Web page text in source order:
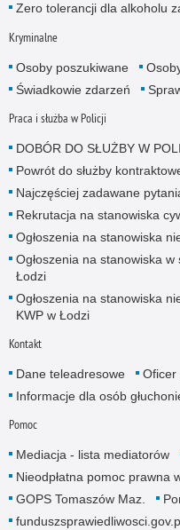
Zero tolerancji dla alkoholu
Kryminalne
Osoby poszukiwane
Świadkowie zdarzeń
Praca i służba w Policji
DOBÓR DO SŁUŻBY W
Powrót do służby
Najczęściej zadawane
Rekrutacja na stanowiska
Ogłoszenia na stanowiska
Ogłoszenia na stanowiska w
Łodzi
Ogłoszenia na stanowiska
KWP w Łodzi
Kontakt
Dane teleadresowe
Oficer
Informacje dla osób
Pomoc
Mediacja - lista mediatorów
Nieodpłatna pomoc prawna
GOPS Tomaszów Maz.